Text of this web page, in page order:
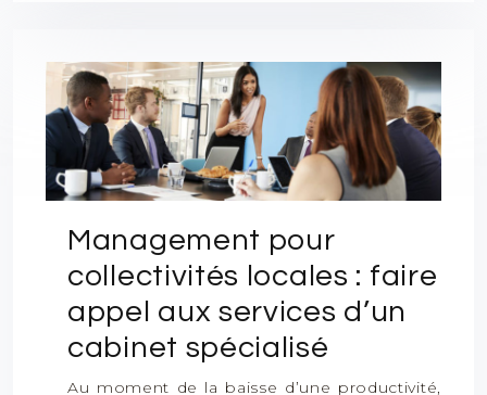
Management pour
collectivités locales : faire
appel aux services d’un
cabinet spécialisé
Au moment de la baisse d’une productivité,